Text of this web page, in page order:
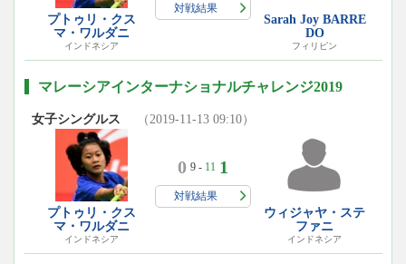
プトゥリ・クス
マ・ワルダニ
インドネシア
対戦結果
Sarah Joy BARRE
DO
フィリピン
マレーシアインターナショナルチャレンジ2019
女子シングルス （2019-11-13 09:10）
プトゥリ・クス
マ・ワルダニ
インドネシア
0 9 - 11 1
対戦結果
ウィジャヤ・ステ
ファニ
インドネシア